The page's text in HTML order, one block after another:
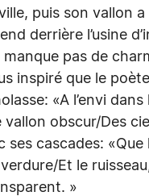
puis son vallon
derrière l’usine
pas de
inspiré que le
«A l’envi
obscur/Des
ses cascades:
Et le
»